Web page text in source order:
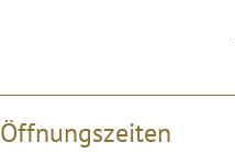
Öffnungszeiten